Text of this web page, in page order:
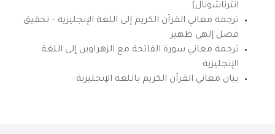
انترناشونال)
ترجمة معاني القرآن الكريم إلى اللغة الإنجليزية – تحقيق
فضل إلهي ظهير
ترجمة معاني سورة الفاتحة مع الزهراوين إلى اللغة
الإنجليزية
بيان معاني القرآن الكريم باللغة الإنجليزية